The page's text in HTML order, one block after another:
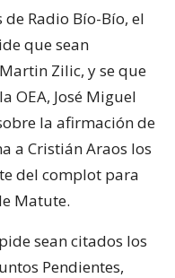
Radio Bío-Bío, el
que sean
Zilic, y se que
OEA, José Miguel
la afirmación de
a Cristián Araos los
del complot para
Matute.
sean citados los
Pendientes,